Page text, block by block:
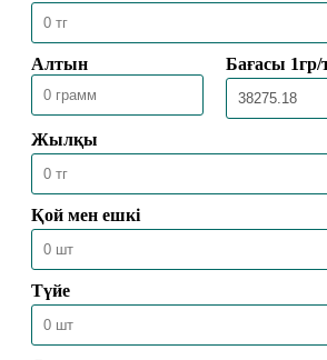
БАС МҮФТИ ТӨРАЛҚА МӘЖІЛІСІН
ӨТКІЗДІ
31.07.2026